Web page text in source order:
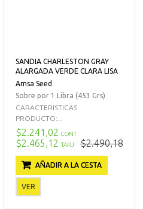
SANDIA CHARLESTON GRAY
ALARGADA VERDE CLARA LISA
Amsa Seed
Sobre por 1 Libra (453 Grs)
CARACTERISTICAS
PRODUCTO:...
$2.241,02 CONT
$2.465,12 TARJ $2.490,18
AÑADIR A LA CESTA
VER